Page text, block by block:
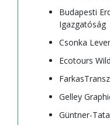
Budapesti
Igazgatóság
Csonka
Ecotours
Gelley
Güntner-